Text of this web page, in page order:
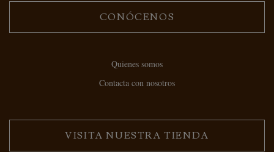
CONÓCENOS
Quienes somos
Contacta con nosotros
VISITA NUESTRA TIENDA